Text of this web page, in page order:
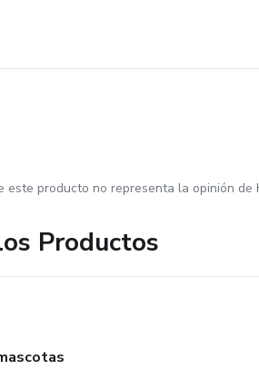
este producto no representa la opinión de
Productos